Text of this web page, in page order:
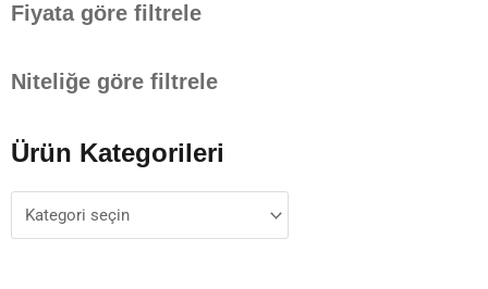
Fiyata göre filtrele
Niteliğe göre filtrele
Ürün Kategorileri